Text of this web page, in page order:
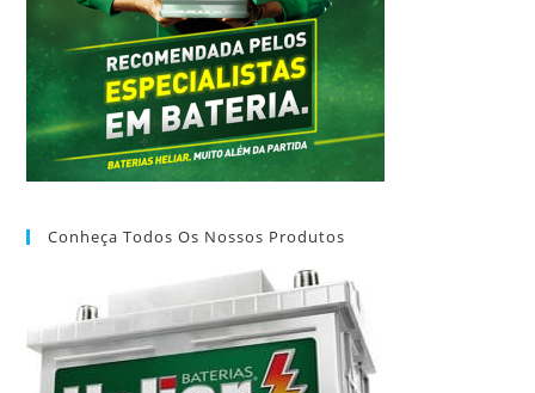
Conheça Todos Os Nossos Produtos